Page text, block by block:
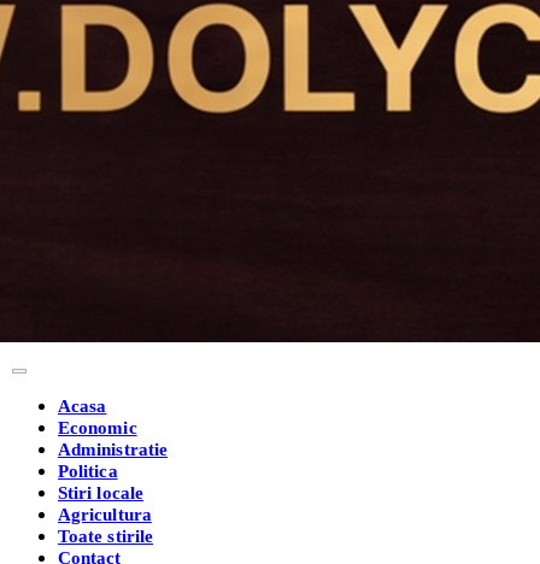
Acasa
Economic
Administratie
Politica
Stiri locale
Agricultura
Toate stirile
Contact